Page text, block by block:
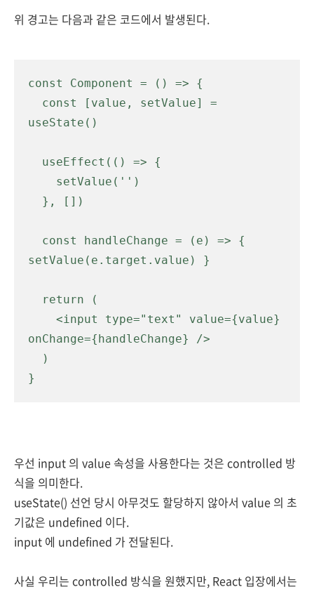
위 경고는 다음과 같은 코드에서 발생된다.
const Component = () => {
useState()
setValue(e.target.value) }
onChange={handleChange} />
}
우선 input 의 value 속성을 사용한다는 것은 controlled 방
식을 의미한다.
useState() 선언 당시 아무것도 할당하지 않아서 value 의 초
기값은 undefined 이다.
input 에 undefined 가 전달된다.
사실 우리는 controlled 방식을 원했지만, React 입장에서는